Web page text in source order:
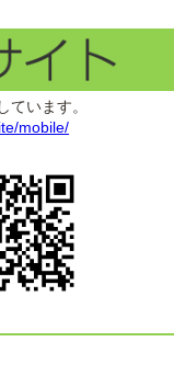
ています。
mobile/